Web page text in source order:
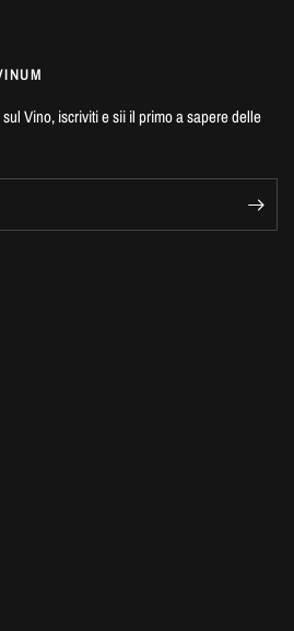
Vino, iscriviti e sii il primo a sapere delle